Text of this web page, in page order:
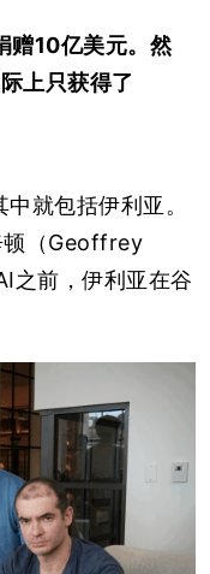
赠10亿美元。然
上只获得了
就包括伊利亚。
顿（Geoffrey
之前，伊利亚在谷